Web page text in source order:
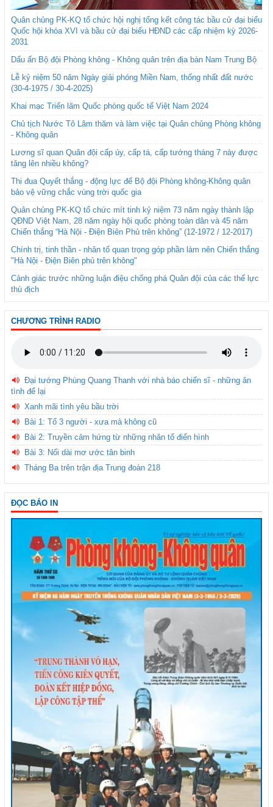
Quân chủng PK-KQ tổ chức hội nghị tổng kết công tác bầu cử đại biểu
Quốc hội khóa XVI và bầu cử đại biểu HĐND các cấp nhiệm kỳ 2026-
2031
Dấu ấn Bộ đội Phòng không - Không quân trên địa bàn Nam Trung Bộ
Lễ kỷ niệm 50 năm Ngày giải phóng Miền Nam, thống nhất đất nước
(30-4-1975 / 30-4-2025)
Khai mạc Triển lãm Quốc phòng quốc tế Việt Nam 2024
Chủ tịch Nước Tô Lâm thăm và làm việc tại Quân chủng Phòng không
- Không quân
Lương sĩ quan Quân đội cấp úy, cấp tá, cấp tướng tháng 7 này được
tăng lên nhiều không?
Thi đua Quyết thắng - động lực để Bộ đội Phòng không-Không quân
bảo vệ vững chắc vùng trời quốc gia
Quân chủng PK-KQ tổ chức mít tinh kỷ niệm 73 năm ngày thành lập
QĐND Việt Nam, 28 năm ngày hội quốc phòng toàn dân và 45 năm
Chiến thắng “Hà Nội - Điện Biên Phủ trên không” (12-1972 / 12-2017)
Chính trị, tinh thần - nhân tố quan trọng góp phần làm nên Chiến thắng
"Hà Nội - Điện Biên phủ trên không"
Cảnh giác trước những luận điệu chống phá Quân đội của các thế lực
thù địch
CHƯƠNG TRÌNH RADIO
Đại tướng Phùng Quang Thanh với nhà báo chiến sĩ - những ân
tình để lại
Xanh mãi tình yêu bầu trời
Bài 1: Tổ 3 người - xưa mà không cũ
Bài 2: Truyền cảm hứng từ những nhân tố điển hình
Bài 3: Nối dài mơ ước tân binh
Tháng Ba trên trận địa Trung đoàn 218
ĐỌC BÁO IN